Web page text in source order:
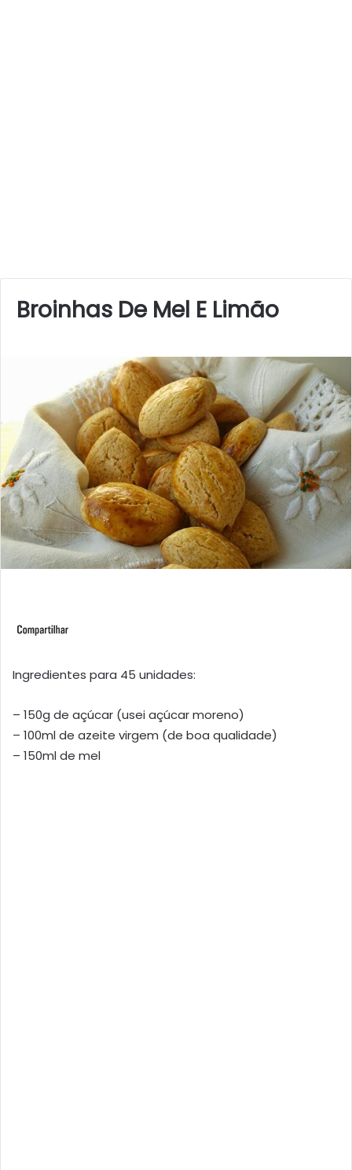
Broinhas De Mel E Limão
Ingredientes para 45 unidades:
– 150g de açúcar (usei açúcar moreno)
– 100ml de azeite virgem (de boa qualidade)
– 150ml de mel